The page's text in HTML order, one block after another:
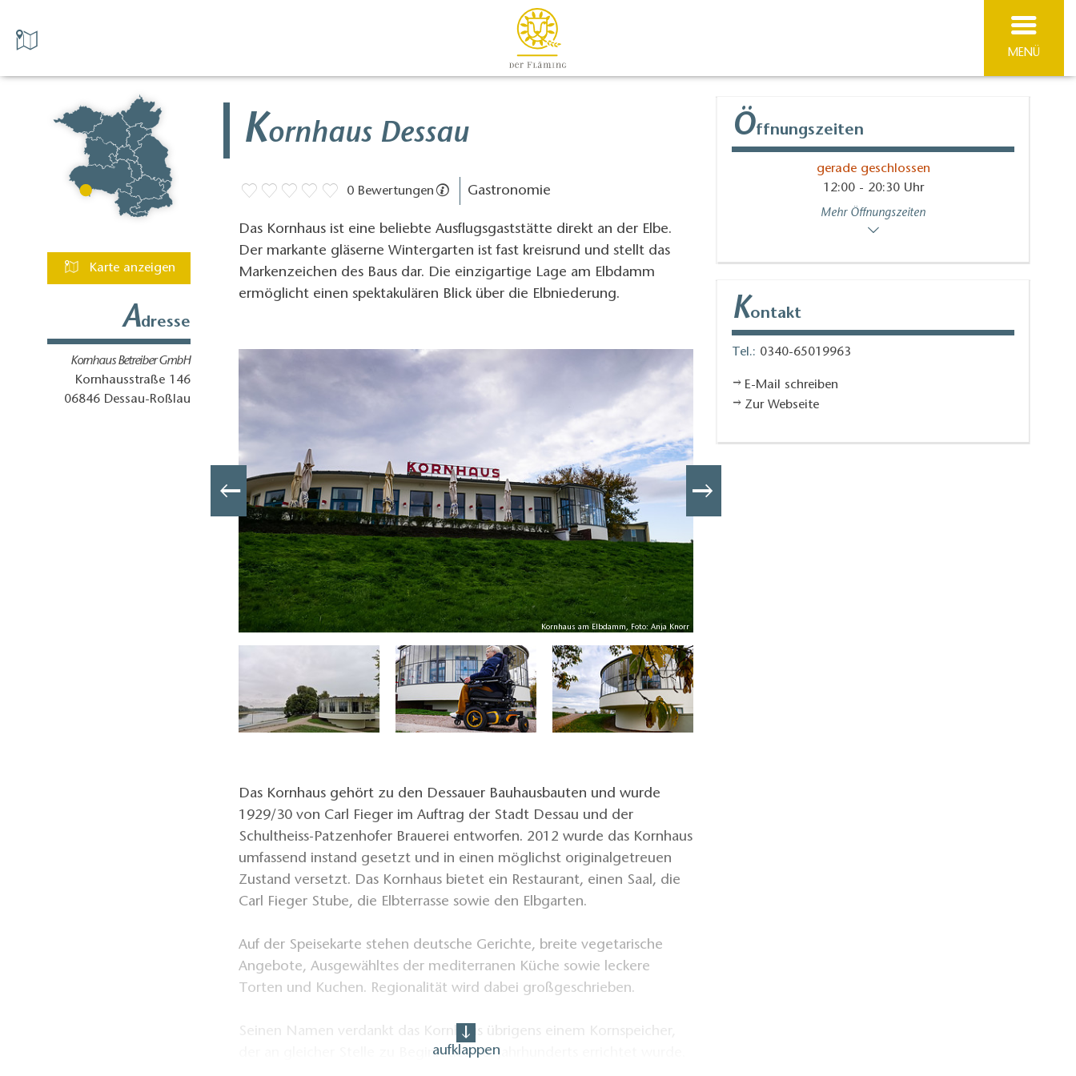
MENÜ
Karte anzeigen
Adresse
Kornhaus Betreiber GmbH
Kornhausstraße 146
06846 Dessau-Roßlau
Kornhaus Dessau
0 Bewertungen Gastronomie
Das Kornhaus ist eine beliebte Ausflugsgaststätte direkt an der Elbe.
Der markante gläserne Wintergarten ist fast kreisrund und stellt das
Markenzeichen des Baus dar. Die einzigartige Lage am Elbdamm
ermöglicht einen spektakulären Blick über die Elbniederung.
Kornhaus am Elbdamm, Foto: Anja Knorr
Das Kornhaus gehört zu den Dessauer Bauhausbauten und wurde
1929/30 von Carl Fieger im Auftrag der Stadt Dessau und der
Schultheiss-Patzenhofer Brauerei entworfen. 2012 wurde das Kornhaus
umfassend instand gesetzt und in einen möglichst originalgetreuen
Zustand versetzt. Das Kornhaus bietet ein Restaurant, einen Saal, die
Carl Fieger Stube, die Elbterrasse sowie den Elbgarten.
Auf der Speisekarte stehen deutsche Gerichte, breite vegetarische
Angebote, Ausgewähltes der mediterranen Küche sowie leckere
Torten und Kuchen. Regionalität wird dabei großgeschrieben.
Seinen Namen verdankt das Kornhaus übrigens einem Kornspeicher,
der an gleicher Stelle zu Beginn des 18. Jahrhunderts errichtet wurde.
aufklappen
Öffnungszeiten
gerade geschlossen
12:00 - 20:30 Uhr
Mehr Öffnungszeiten
Kontakt
Tel.: 0340-65019963
E-Mail schreiben
Zur Webseite